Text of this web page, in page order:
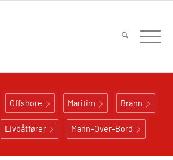
Offshore Maritim Brann
Livbåtfører Mann-Over-Bord